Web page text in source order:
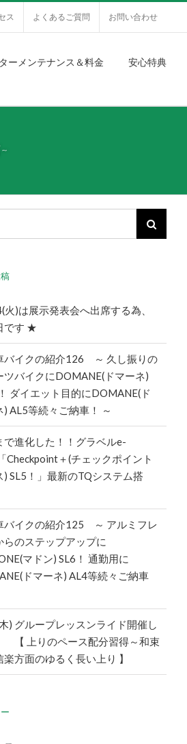
ス よくあるご質問 お問い合わせ
ーメンテナンス＆料金 安心特典
)は展示発表会へ出席する為、
です ★
バイクの紹介126 ～ 久し振りの
ツバイクにDOMANE(ドマーネ)
ダイエット目的にDOMANE(ド
) AL5等続々ご納車！ ～
で進化した！！グラベルe-
Checkpoint＋(チェックポイント
) SL5！」最新のTQシステム搭
バイクの紹介125 ～ アルミフレ
らのステップアップに
マドン) SL6！ 通勤用に
ドマーネ) AL4等続々ご納車
) グループレッスンライド開催し
【 上りのペース配分習得～和束
楽方面のゆるく長い上り 】